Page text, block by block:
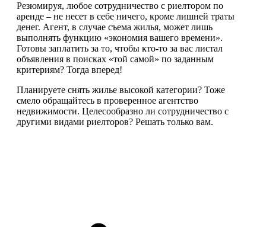
Резюмируя, любое сотрудничество с риелтором по
аренде – не несет в себе ничего, кроме лишней траты
денег. Агент, в случае съема жилья, может лишь
выполнять функцию «экономия вашего времени».
Готовы заплатить за то, чтобы кто-то за вас листал
объявления в поисках «той самой» по заданным
критериям? Тогда вперед!
Планируете снять жилье высокой категории? Тоже
смело обращайтесь в проверенное агентство
недвижимости. Целесообразно ли сотрудничество с
другими видами риелторов? Решать только вам.